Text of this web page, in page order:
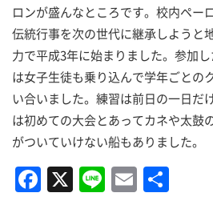
ロンが盛んなところです。校内ペー
伝統行事を次の世代に継承しようと
力で平成3年に始まりました。参加
は女子生徒も乗り込んで学年ごとの
い合いました。練習は前日の一日だ
は初めての大会とあってカネや太鼓
がついていけない船もありました。
F
a
X Li
n
E
m